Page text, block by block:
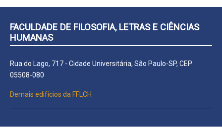
FACULDADE DE FILOSOFIA, LETRAS E CIÊNCIAS
HUMANAS
Rua do Lago, 717 - Cidade Universitária, São Paulo-SP, CEP
05508-080
Demais edifícios da FFLCH